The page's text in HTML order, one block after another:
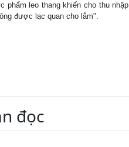
phẩm leo thang khiến cho thu
được lạc quan cho lắm".
đọc